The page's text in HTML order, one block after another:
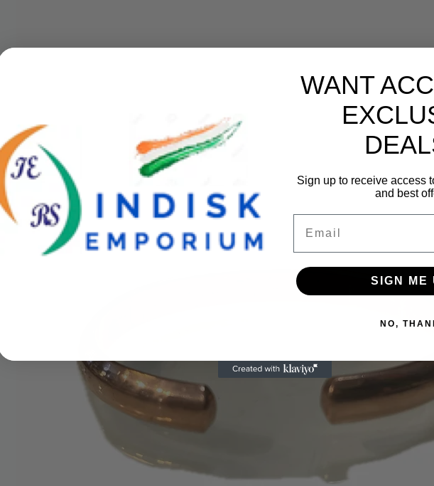
WANT
Sign up to receive access
and best
SIGN ME
NO,